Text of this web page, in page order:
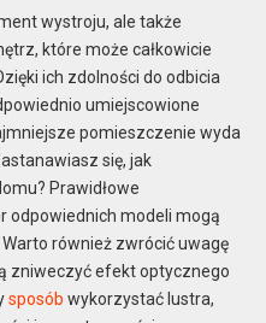
wystroju, ale także
które może całkowicie
ich zdolności do odbicia
umiejscowione
pomieszczenie wyda
się, jak
Prawidłowe
odpowiednich modeli mogą
również zwrócić uwagę
zniweczyć efekt optycznego
sposób wykorzystać lustra,